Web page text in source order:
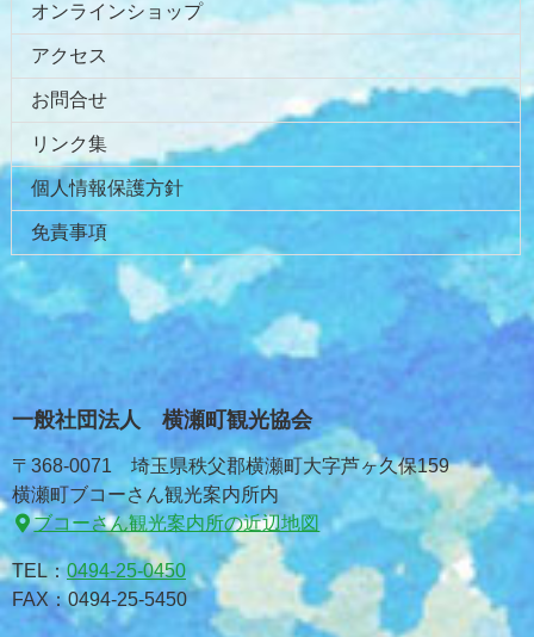
オンラインショップ
アクセス
お問合せ
リンク集
個人情報保護方針
免責事項
一般社団法人 横瀬町観光協会
〒368-0071 埼玉県秩父郡横瀬町大字芦ヶ久保159
横瀬町ブコーさん観光案内所内
ブコーさん観光案内所の近辺地図
TEL：0494-25-0450
FAX：0494-25-5450